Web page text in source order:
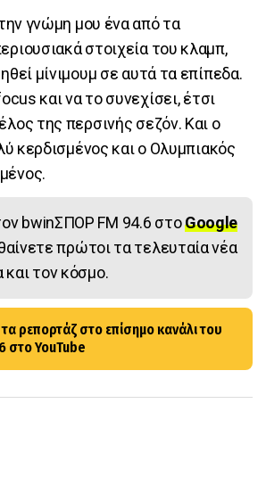
γνώμη μου ένα από τα
στοιχεία του κλαμπ,
μίνιμουμ σε αυτά τα επίπεδα.
και να το συνεχίσει, έτσι
της περσινής σεζόν. Και ο
κερδισμένος και ο Ολυμπιακός
bwinΣΠΟΡ FM 94.6 στοGoogle
πρώτοι τα τελευταία νέα
τον κόσμο.
ρεπορτάζ στο επίσημο κανάλι του
στο YouTube